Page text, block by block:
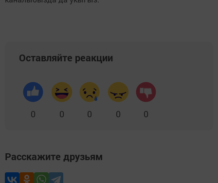
Оставляйте реакции
0 0 0 0 0
Расскажите друзьям